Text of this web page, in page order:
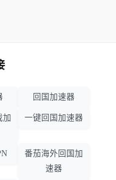
回国加速器
加
一键回国加速器
番茄海外回国加
速器